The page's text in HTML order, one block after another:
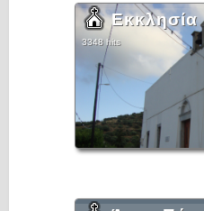
κάμπο της Φουρνής και έχει
τόξο, το οποίο περικλείεται
στέφεται από εξέχον
της κόγχης του ιερού
κυρίως, διακόσμηση.
Το σύνολο ερειπίων και
του ναού, καθώς και η
στα βορειοανατολικά του
μετόχι Χώρες ή το
Γεωργίου.
Το μοναστήρι του Αγίου
συγκεκριμένο μνημείο
χωράφια στις Χώρες και το
Αρέτι για κάποιο χρέος.
Εκκλησία
3348 hits